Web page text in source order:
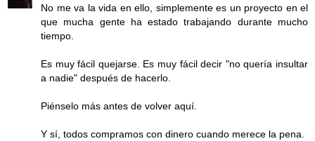
No me va la vida en ello, simplemente es un proyecto en el
que mucha gente ha estado trabajando durante mucho
tiempo.
Es muy fácil quejarse. Es muy fácil decir "no quería insultar
a nadie" después de hacerlo.
Piénselo más antes de volver aquí.
Y sí, todos compramos con dinero cuando merece la pena.